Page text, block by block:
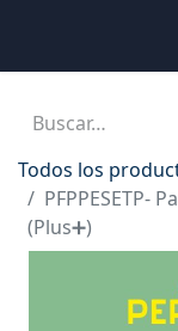
Todos los
PFPPESETP-
(Plus➕)